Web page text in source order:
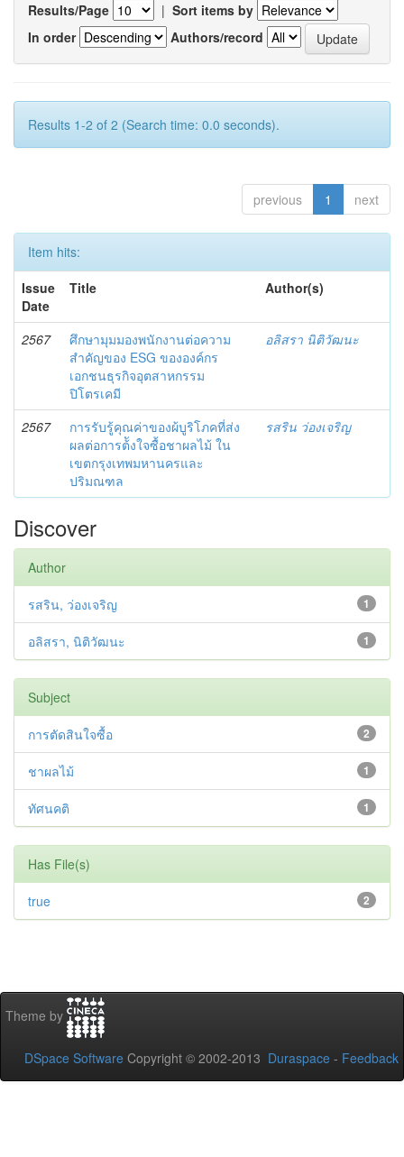
Results/Page | Sort items by
In order
Authors/record
Results 1-2 of 2 (Search time: 0.0 seconds).
previous 1 next
Item hits:
Issue
Date
Title Author(s)
2567
ศึกษามุมมองพนักงานต่อความ
สำคัญของ ESG ขององค์กร
เอกชนธุรกิจอุตสาหกรรม
ปิโตรเคมี
อลิสรา นิติวัฒนะ
2567
การรับรู้คุณค่าของผ้บูริโภคที่ส่ง
ผลต่อการต้ังใจซื้อชาผลไม้ ใน
เขตกรุงเทพมหานครและ
ปริมณฑล
รสริน ว่องเจริญ
Discover
Author
1
รสริน, ว่องเจริญ
1
อลิสรา, นิติวัฒนะ
Subject
2
การตัดสินใจซื้อ
1
ชาผลไม้
1
ทัศนคติ
Has File(s)
2
true
Theme by
DSpace Software Copyright © 2002-2013 Duraspace - Feedback